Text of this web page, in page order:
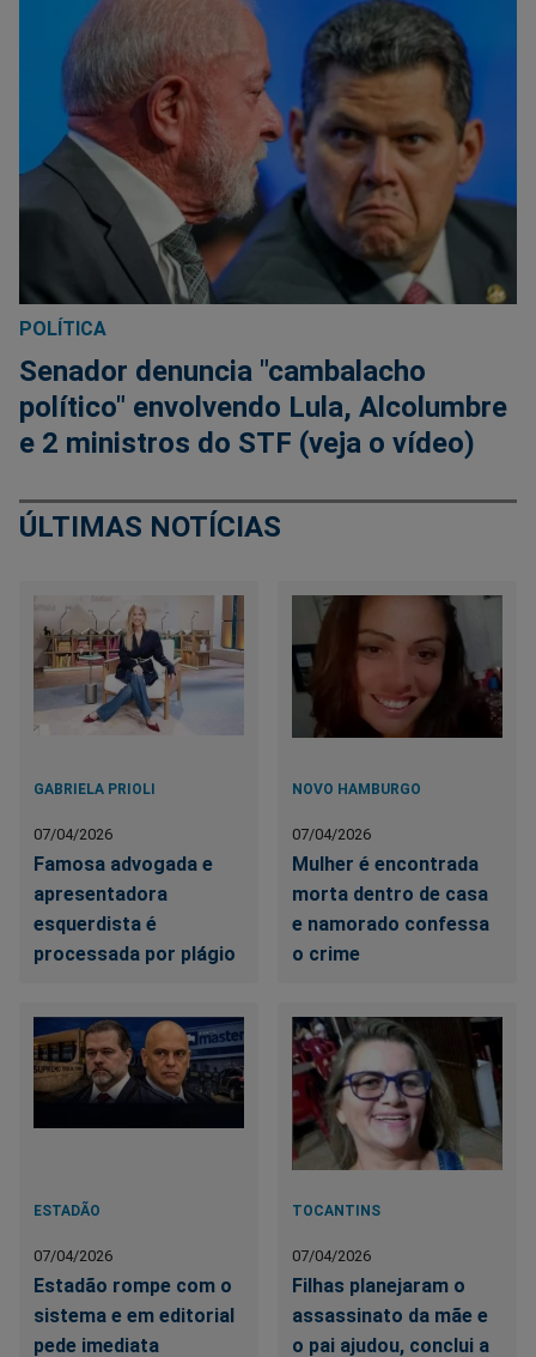
POLÍTICA
Senador denuncia "cambalacho
político" envolvendo Lula, Alcolumbre
e 2 ministros do STF (veja o vídeo)
ÚLTIMAS NOTÍCIAS
GABRIELA PRIOLI
07/04/2026
Famosa advogada e
apresentadora
esquerdista é
processada por plágio
NOVO HAMBURGO
07/04/2026
Mulher é encontrada
morta dentro de casa
e namorado confessa
o crime
ESTADÃO
07/04/2026
Estadão rompe com o
sistema e em editorial
pede imediata
TOCANTINS
07/04/2026
Filhas planejaram o
assassinato da mãe e
o pai ajudou, conclui a